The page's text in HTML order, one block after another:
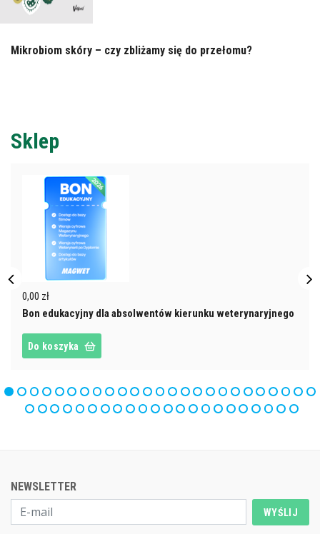
Mikrobiom skóry – czy zbliżamy się do przełomu?
Sklep
0,00 zł
Bon edukacyjny dla absolwentów kierunku weterynaryjnego
Do koszyka
NEWSLETTER
WYŚLIJ